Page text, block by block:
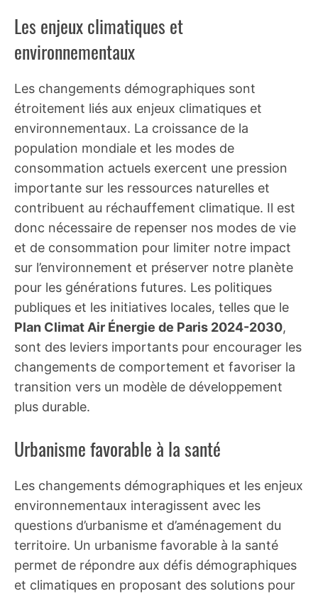
Les enjeux climatiques et
environnementaux
Les changements démographiques sont
étroitement liés aux enjeux climatiques et
environnementaux. La croissance de la
population mondiale et les modes de
consommation actuels exercent une pression
importante sur les ressources naturelles et
contribuent au réchauffement climatique. Il est
donc nécessaire de repenser nos modes de vie
et de consommation pour limiter notre impact
sur l’environnement et préserver notre planète
pour les générations futures. Les politiques
publiques et les initiatives locales, telles que le
Plan Climat Air Énergie de Paris 2024-2030,
sont des leviers importants pour encourager les
changements de comportement et favoriser la
transition vers un modèle de développement
plus durable.
Urbanisme favorable à la santé
Les changements démographiques et les enjeux
environnementaux interagissent avec les
questions d’urbanisme et d’aménagement du
territoire. Un urbanisme favorable à la santé
permet de répondre aux défis démographiques
et climatiques en proposant des solutions pour